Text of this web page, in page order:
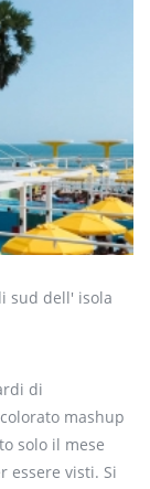
sud dell' isola
di
mashup
solo il mese
essere visti. Si